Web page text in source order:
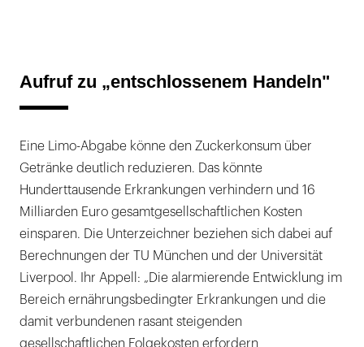
Aufruf zu „entschlossenem Handeln"
Eine Limo-Abgabe könne den Zuckerkonsum über
Getränke deutlich reduzieren. Das könnte
Hunderttausende Erkrankungen verhindern und 16
Milliarden Euro gesamtgesellschaftlichen Kosten
einsparen. Die Unterzeichner beziehen sich dabei auf
Berechnungen der TU München und der Universität
Liverpool. Ihr Appell: „Die alarmierende Entwicklung im
Bereich ernährungsbedingter Erkrankungen und die
damit verbundenen rasant steigenden
gesellschaftlichen Folgekosten erfordern